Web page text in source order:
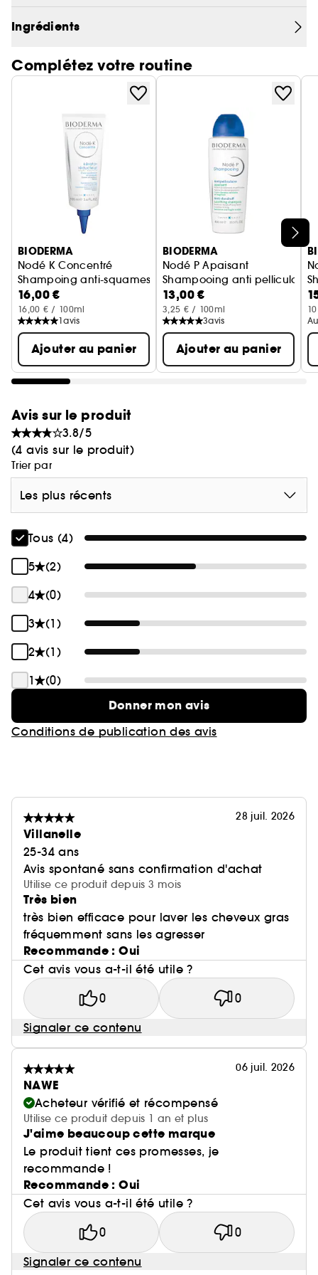
grâce au gluconate de zinc. Les cheveux
Ingrédients
Complétez votre routine
Ignorer le carrousel produits
BIODERMA
Nodé K Concentré
Shampoing anti-squames pour cuir chevelu irrité
16,00 €
16,00 € / 100ml
1avis
Ajouter au panier
BIODERMA
Nodé P Apaisant
Shampooing anti pelliculaire
13,00 €
3,25 € / 100ml
3avis
Ajouter au panier
Avis sur le produit
3.8/5
(4 avis sur le produit)
Trier par
Les plus récents
Tous (4)
5
(2)
4
(0)
3
(1)
2
(1)
1
(0)
Donner mon avis
Conditions de publication des avis
28 juil. 2026
Villanelle
25-34 ans
Avis spontané sans confirmation d'achat
Utilise ce produit depuis 3 mois
Très bien
très bien efficace pour laver les cheveux gras
fréquemment sans les agresser
Recommande : Oui
Cet avis vous a-t-il été utile ?
0 0
Signaler ce contenu
06 juil. 2026
NAWE
Acheteur vérifié et récompensé
Utilise ce produit depuis 1 an et plus
J'aime beaucoup cette marque
Le produit tient ces promesses, je
recommande !
Recommande : Oui
Cet avis vous a-t-il été utile ?
0 0
Signaler ce contenu